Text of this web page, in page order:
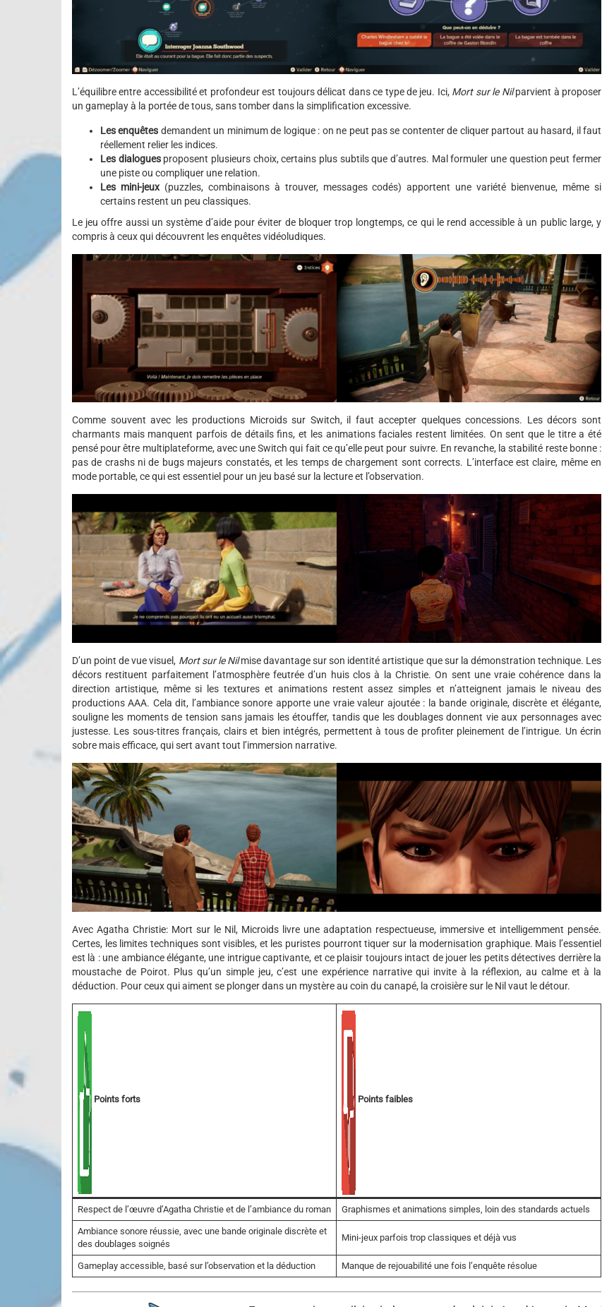
L’équilibre entre accessibilité et profondeur est toujours délicat dans ce type de jeu. Ici, Mort sur le Nilparvient à proposer
un gameplay à la portée de tous, sans tomber dans la simplification excessive.
Les enquêtes demandent un minimum de logique : on ne peut pas se contenter de cliquer partout au hasard, il faut
réellement relier les indices.
Les dialoguesproposent plusieurs choix, certains plus subtils que d’autres. Mal formuler une question peut fermer
une piste ou compliquer une relation.
Les mini-jeux(puzzles, combinaisons à trouver, messages codés) apportent une variété bienvenue, même si
certains restent un peu classiques.
Le jeu offre aussi un système d’aide pour éviter de bloquer trop longtemps, ce qui le rend accessible à un public large, y
compris à ceux qui découvrent les enquêtes vidéoludiques.
Comme souvent avec les productions Microids sur Switch, il faut accepter quelques concessions. Les décors sont
charmants mais manquent parfois de détails fins, et les animations faciales restent limitées. On sent que le titre a été
pensé pour être multiplateforme, avec une Switch qui fait ce qu’elle peut pour suivre. En revanche, la stabilité reste bonne :
pas de crashs ni de bugs majeurs constatés, et les temps de chargement sont corrects. L’interface est claire, même en
mode portable, ce qui est essentiel pour un jeu basé sur la lecture et l’observation.
D’un point de vue visuel, Mort sur le Nilmise davantage sur son identité artistique que sur la démonstration technique. Les
décors restituent parfaitement l’atmosphère feutrée d’un huis clos à la Christie. On sent une vraie cohérence dans la
direction artistique, même si les textures et animations restent assez simples et n’atteignent jamais le niveau des
productions AAA. Cela dit, l’ambiance sonore apporte une vraie valeur ajoutée : la bande originale, discrète et élégante,
souligne les moments de tension sans jamais les étouffer, tandis que les doublages donnent vie aux personnages avec
justesse. Les sous-titres français, clairs et bien intégrés, permettent à tous de profiter pleinement de l’intrigue. Un écrin
sobre mais efficace, qui sert avant tout l’immersion narrative.
Avec Agatha Christie: Mort sur le Nil, Microids livre une adaptation respectueuse, immersive et intelligemment pensée.
Certes, les limites techniques sont visibles, et les puristes pourront tiquer sur la modernisation graphique. Mais l’essentiel
est là : une ambiance élégante, une intrigue captivante, et ce plaisir toujours intact de jouer les petits détectives derrière la
moustache de Poirot. Plus qu’un simple jeu, c’est une expérience narrative qui invite à la réflexion, au calme et à la
déduction. Pour ceux qui aiment se plonger dans un mystère au coin du canapé, la croisière sur le Nil vaut le détour.
Points forts Points faibles
Respect de l’œuvre d’Agatha Christie et de l’ambiance du roman Graphismes et animations simples, loin des standards actuels
Ambiance sonore réussie, avec une bande originale discrète et
des doublages soignés
Mini-jeux parfois trop classiques et déjà vus
Gameplay accessible, basé sur l’observation et la déduction Manque de rejouabilité une fois l’enquête résolue